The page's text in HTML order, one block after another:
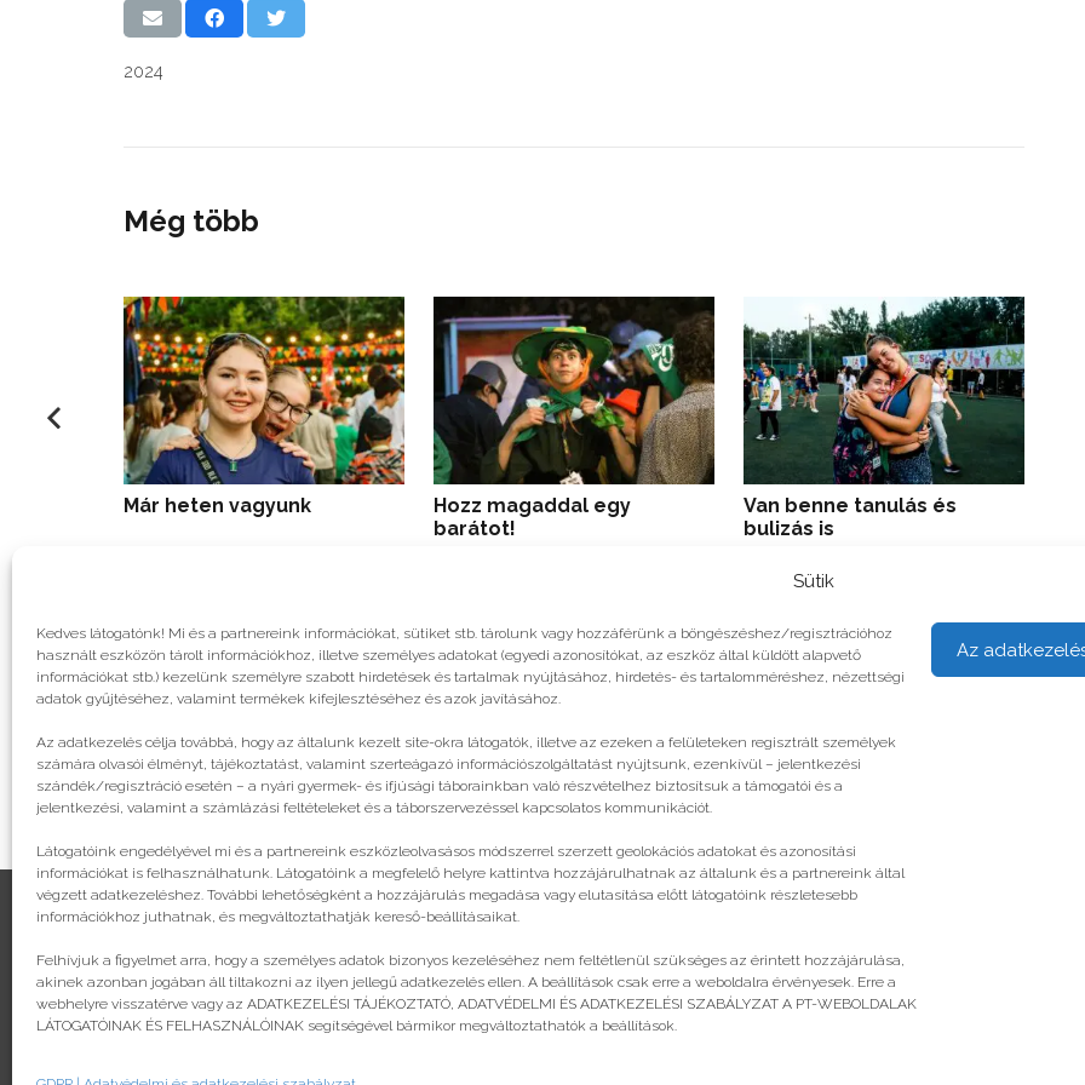
Sütik
Kedves látogatónk! Mi és a partnereink információkat, sütiket stb. tárolunk vagy hozzáférünk a böngészéshez/regisztrációhoz
használt eszközön tárolt információkhoz, illetve személyes adatokat (egyedi azonosítókat, az eszköz által küldött alapvető
információkat stb.) kezelünk személyre szabott hirdetések és tartalmak nyújtásához, hirdetés- és tartalomméréshez, nézettségi
adatok gyűjtéséhez, valamint termékek kifejlesztéséhez és azok javításához.
Az adatkezelés célja továbbá, hogy az általunk kezelt site-okra látogatók, illetve az ezeken a felületeken regisztrált személyek
számára olvasói élményt, tájékoztatást, valamint szerteágazó információszolgáltatást nyújtsunk, ezenkívül – jelentkezési
szándék/regisztráció esetén – a nyári gyermek- és ifjúsági táborainkban való részvételhez biztosítsuk a támogatói és a
jelentkezési, valamint a számlázási feltételeket és a táborszervezéssel kapcsolatos kommunikációt.
Látogatóink engedélyével mi és a partnereink eszközleolvasásos módszerrel szerzett geolokációs adatokat és azonosítási
információkat is felhasználhatunk. Látogatóink a megfelelő helyre kattintva hozzájárulhatnak az általunk és a partnereink által
végzett adatkezeléshez. További lehetőségként a hozzájárulás megadása vagy elutasítása előtt látogatóink részletesebb
információkhoz juthatnak, és megváltoztathatják kereső-beállításaikat.
Felhívjuk a figyelmet arra, hogy a személyes adatok bizonyos kezeléséhez nem feltétlenül szükséges az érintett hozzájárulása,
akinek azonban jogában áll tiltakozni az ilyen jellegű adatkezelés ellen. A beállítások csak erre a weboldalra érvényesek. Erre a
webhelyre visszatérve vagy az ADATKEZELÉSI TÁJÉKOZTATÓ, ADATVÉDELMI ÉS ADATKEZELÉSI SZABÁLYZAT A PT-WEBOLDALAK
LÁTOGATÓINAK ÉS FELHASZNÁLÓINAK segítségével bármikor megváltoztathatók a beállítások.
Az
2024
Még több
Már heten vagyunk
Hozz magaddal egy
barátot!
Van benne tanulás és
bulizás is
© legjobbtabor.hu
GDPR | Adatvédelmi és adatkezelési szabályzat